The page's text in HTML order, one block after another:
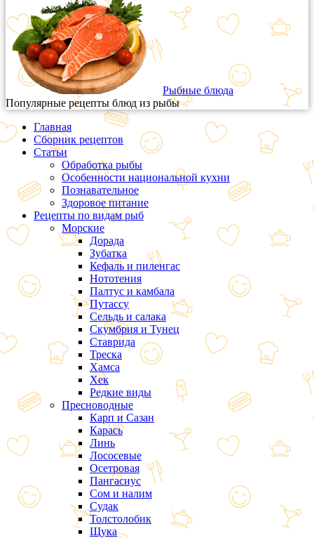
Рыбные блюда
Популярные рецепты блюд из рыбы
Главная
Сборник рецептов
Статьи
Обработка рыбы
Особенности национальной кухни
Познавательное
Здоровое питание
Рецепты по видам рыб
Морские
Дорада
Зубатка
Кефаль и пиленгас
Нототения
Палтус и камбала
Путассу
Сельдь и салака
Скумбрия и Тунец
Ставрида
Треска
Хамса
Хек
Редкие виды
Пресноводные
Карп и Сазан
Карась
Линь
Лососевые
Осетровая
Пангасиус
Сом и налим
Судак
Толстолобик
Щука